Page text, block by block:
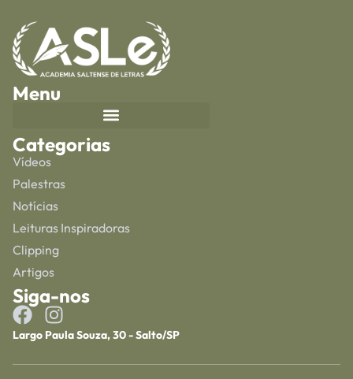
Menu
Categorias
Vídeos
Palestras
Notícias
Leituras Inspiradoras
Clipping
Artigos
Siga-nos
Largo Paula Souza, 30 - Salto/SP